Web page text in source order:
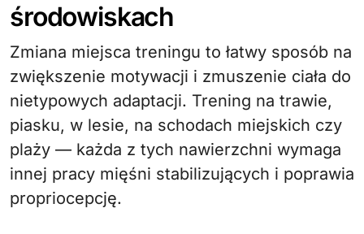
środowiskach
Zmiana miejsca treningu to łatwy sposób na
zwiększenie motywacji i zmuszenie ciała do
nietypowych adaptacji. Trening na trawie,
piasku, w lesie, na schodach miejskich czy
plaży — każda z tych nawierzchni wymaga
innej pracy mięśni stabilizujących i poprawia
propriocepcję.